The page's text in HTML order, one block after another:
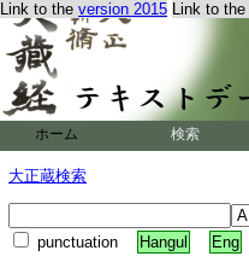
Link to the version 2015 Link to the
ホーム 検索
大正蔵検索
punctuation Hangul Eng